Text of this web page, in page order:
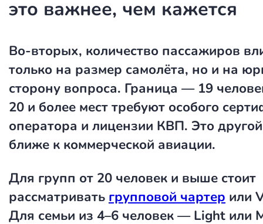
это важнее, чем кажется
Во-вторых, количество пассажиров
только на размер самолёта, но и на
сторону вопроса. Граница — 19
20 и более мест требуют особого
оператора и лицензии КВП. Это
ближе к коммерческой авиации.
Для групп от 20 человек и выше стоит
рассматривать групповой чартер или
Для семьи из 4–6 человек — Light или